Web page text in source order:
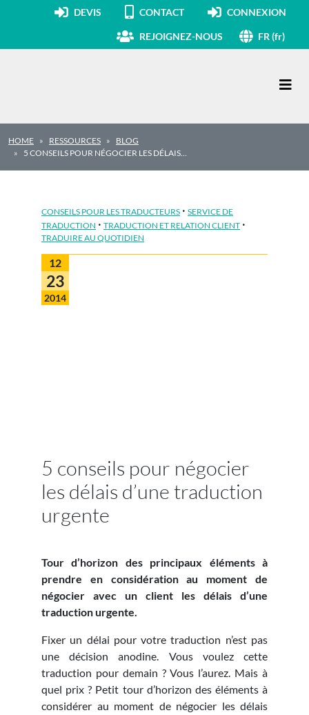
DEVIS CONTACT CONNEXION
REJOIGNEZ-NOUS FR (fr)
HOME RESSOURCES
BLOG
5 CONSEILS POUR NÉGOCIER LES DÉLAIS…
CONSEILS POUR LES TRADUCTEURS · SERVICE DE
TRADUCTION · TRADUCTION ET RELATION CLIENT ·
TRADUIRE AU QUOTIDIEN
12
23
2014
5 conseils pour négocier
les délais d’une traduction
urgente
Tour d’horizon des principaux éléments à
prendre en considération au moment de
négocier avec un client les délais d’une
traduction urgente.
Fixer un délai pour votre traduction n’est pas
une décision anodine. Vous voulez cette
traduction pour demain ? Vous l’aurez. Mais à
quel prix ? Petit tour d’horizon des éléments à
considérer au moment de négocier les délais